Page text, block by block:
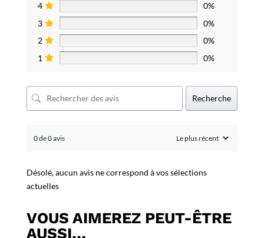
4
0%
3
0%
2
0%
1
0%
Recherche
0 de 0 avis
Désolé, aucun avis ne correspond à vos sélections
actuelles
VOUS AIMEREZ PEUT-ÊTRE
AUSSI…